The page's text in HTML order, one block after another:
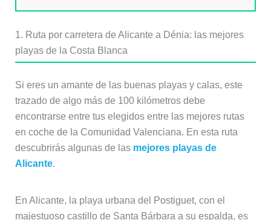
1. Ruta por carretera de Alicante a Dénia: las mejores
playas de la Costa Blanca
Si eres un amante de las buenas playas y calas, este
trazado de algo más de 100 kilómetros debe
encontrarse entre tus elegidos entre las mejores rutas
en coche de la Comunidad Valenciana. En esta ruta
descubrirás algunas de las mejores playas de
Alicante.
En Alicante, la playa urbana del Postiguet, con el
majestuoso castillo de Santa Bárbara a su espalda, es